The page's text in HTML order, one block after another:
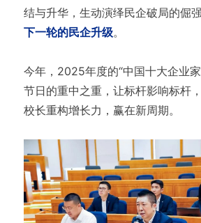
结与升华，生动演绎民企破局的倔
下一轮的民企升级。
今年，2025年度的“中国十大企业
节日的重中之重，让标杆影响标杆
校长重构增长力，赢在新周期。